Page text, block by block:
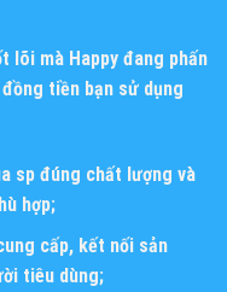
lõi mà Happy đang phấn
tiền bạn sử dụng
sp đúng chất lượng và
hợp;
cấp, kết nối sản
tiêu dùng;